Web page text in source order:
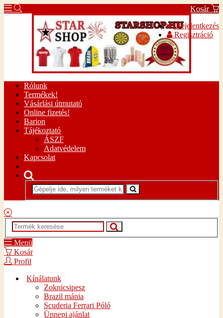
Kosár
Bejelentkezés
Regisztráció
Rólunk
Termékek!
Vásárlási útmutató
Online fizetés!
Barion
Tájékoztató
ÁSZF
Adatvédelem
Kapcsolat
Menü
Kosár
Profil
Kínálatunk
Zoknicsipesz
Brazil mánia
Scuderia Ferrari Póló
Ünnepi ajánlat